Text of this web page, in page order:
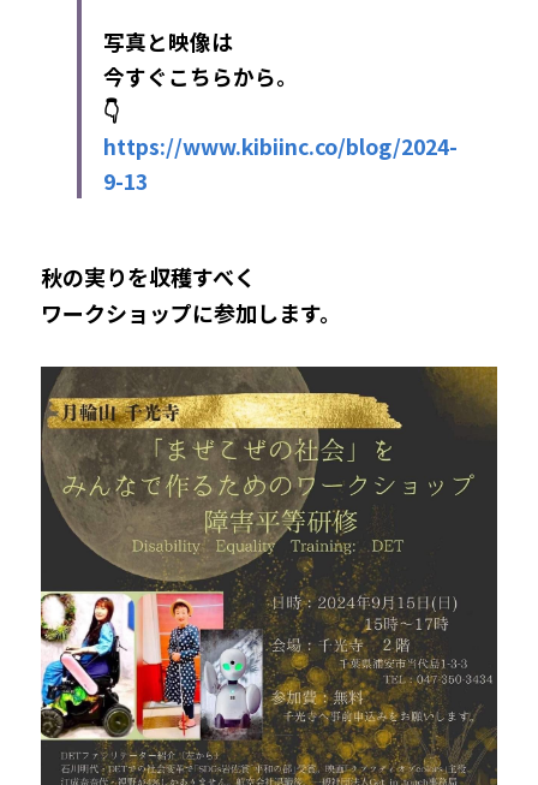
写真と映像は
今すぐこちらから。
👇
https://www.kibiinc.co/blog/2024-
9-13
秋の実りを収穫すべく
ワークショップに参加します。